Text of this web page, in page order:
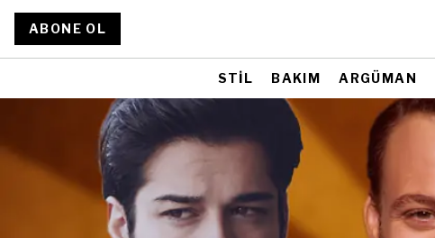
ABONE OL
STİL BAKIM ARGÜMAN